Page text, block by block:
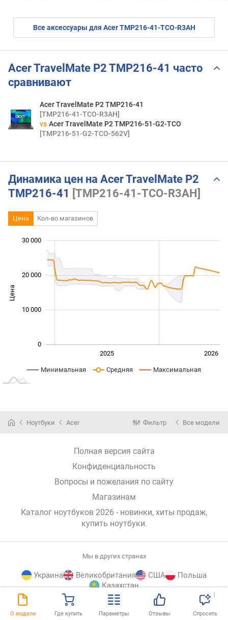
О модели Где купить Параметры Отзывы Спросить
1
Все аксессуары для Acer TMP216-41-TCO-R3AH
Acer TravelMate P2 TMP216-41 часто
сравнивают
Acer TravelMate P2 TMP216-41
[TMP216-41-TCO-R3AH]
vs Acer TravelMate P2 TMP216-51-G2-TCO
[TMP216-51-G2-TCO-562V]
Динамика цен на Acer TravelMate P2
TMP216-41 [TMP216-41-TCO-R3AH]
Цена Кол-во магазинов
Цена
0
10 000
20 000
30 000
2025 2026
Минимальная Средняя Максимальная
Ноутбуки Acer Фильтр Все модели
Полная версия сайта
Конфиденциальность
Вопросы и пожелания по сайту
Магазинам
Каталог ноутбуков 2026 - новинки, хиты продаж,
купить ноутбуки.
Мы в других странах
Украина Великобритания США
Польша
Казахстан
© E-Katalog, 2026 НАВЕРХ